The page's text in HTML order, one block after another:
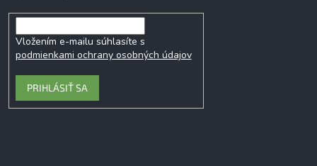
Vložením e-mailu súhlasíte s
podmienkami ochrany osobných údajov
PRIHLÁSIŤ SA